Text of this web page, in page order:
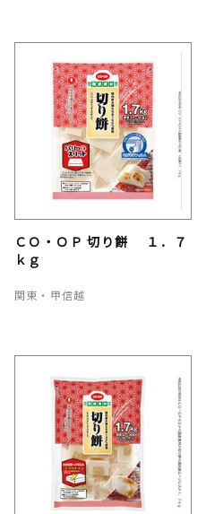
ＣＯ・ＯＰ 切り餅 １．７
ｋｇ
関東・甲信越